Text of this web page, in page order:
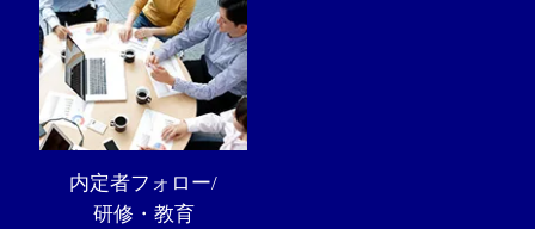
内定者フォロー/
研修・教育